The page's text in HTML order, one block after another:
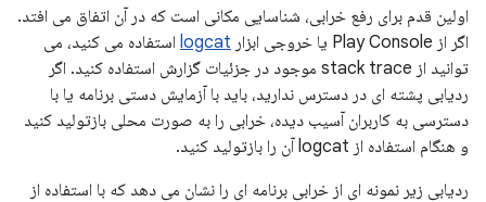
اولین قدم برای رفع خرابی، شناسایی مکانی است که در آن اتفاق می افتد.
اگر از Play Console یا خروجی ابزار
logcat استفاده می کنید، می
توانید از stack trace موجود در جزئیات گزارش استفاده کنید. اگر
ردیابی پشته ای در دسترس ندارید، باید با آزمایش دستی برنامه یا با
دسترسی به کاربران آسیب دیده، خرابی را به صورت محلی بازتولید کنید
و هنگام استفاده از logcat آن را بازتولید کنید.
ردیابی زیر نمونه ای از خرابی برنامه ای را نشان می دهد که با استفاده از